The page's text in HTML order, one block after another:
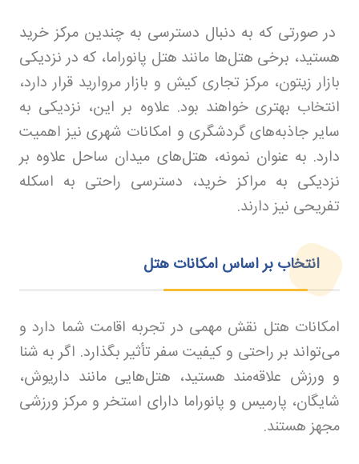
در صورتی که به دنبال دسترسی به چندین مرکز خرید
هستید، برخی هتل‌ها مانند هتل پانوراما، که در نزدیکی
بازار زیتون، مرکز تجاری کیش و بازار مروارید قرار دارد،
انتخاب بهتری خواهند بود. علاوه بر این، نزدیکی به
سایر جاذبه‌های گردشگری و امکانات شهری نیز اهمیت
دارد. به عنوان نمونه، هتل‌های میدان ساحل علاوه بر
نزدیکی به مراکز خرید، دسترسی راحتی به اسکله
تفریحی نیز دارند.
انتخاب بر اساس امکانات هتل
امکانات هتل نقش مهمی در تجربه اقامت شما دارد و
می‌تواند بر راحتی و کیفیت سفر تأثیر بگذارد. اگر به شنا
و ورزش علاقه‌مند هستید، هتل‌هایی مانند داریوش،
شایگان، پارمیس و پانوراما دارای استخر و مرکز ورزشی
مجهز هستند.